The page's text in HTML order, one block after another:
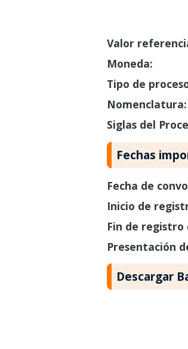
Valor
Moneda:
Tipo de
Nomenclatura:
Siglas del
Fechas
Fecha de
Inicio de
Fin de
Presentación
Descargar